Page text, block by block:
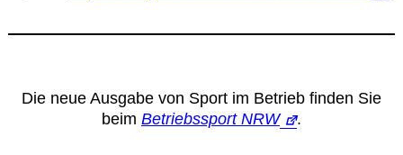
Die neue Ausgabe von Sport im Betrieb finden Sie
beim Betriebssport NRW .